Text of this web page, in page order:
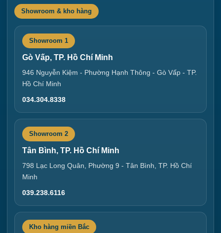
Showroom & kho hàng
Showroom 1
Gò Vấp, TP. Hồ Chí Minh
946 Nguyễn Kiệm - Phường Hạnh Thông - Gò Vấp - TP.
Hồ Chí Minh
034.304.8338
Showroom 2
Tân Bình, TP. Hồ Chí Minh
798 Lạc Long Quân, Phường 9 - Tân Bình, TP. Hồ Chí
Minh
039.238.6116
Kho hàng miền Bắc